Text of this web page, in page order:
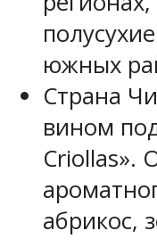
южных
Страна
вином
Criollas».
абрикос,